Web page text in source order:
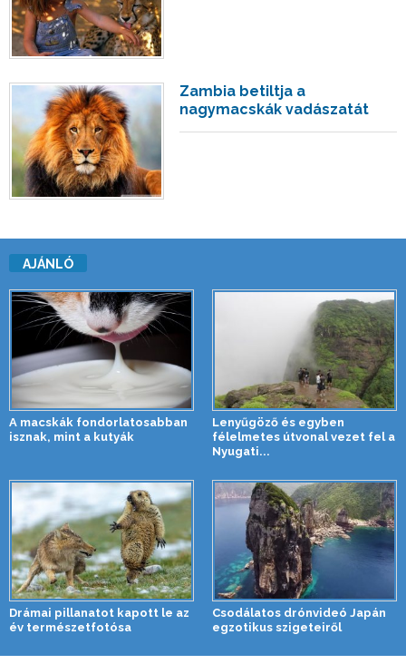
Zambia betiltja a
nagymacskák vadászatát
AJÁNLÓ
A macskák fondorlatosabban
isznak, mint a kutyák
Lenyűgöző és egyben
félelmetes útvonal vezet fel a
Nyugati...
Drámai pillanatot kapott le az
év természetfotósa
Csodálatos drónvideó Japán
egzotikus szigeteiről